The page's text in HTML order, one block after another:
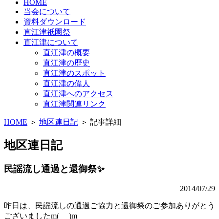
HOME
当会について
資料ダウンロード
直江津祇園祭
直江津について
直江津の概要
直江津の歴史
直江津のスポット
直江津の偉人
直江津へのアクセス
直江津関連リンク
HOME ＞ 地区連日記 ＞ 記事詳細
地区連日記
民謡流し通過と還御祭✨
2014/07/29
昨日は、民謡流しの通過ご協力と還御祭のご参加ありがとう
ございましたm(_ _)m